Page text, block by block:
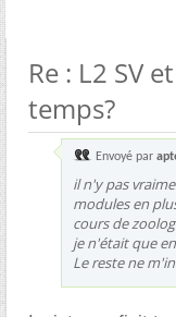
Re : L2 SV
temps?
Envoyé par
il n'y pas
modules en
cours de
je n'était que
Le reste ne